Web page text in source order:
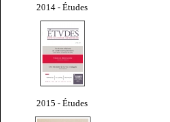
2014 - Études
2015 - Études